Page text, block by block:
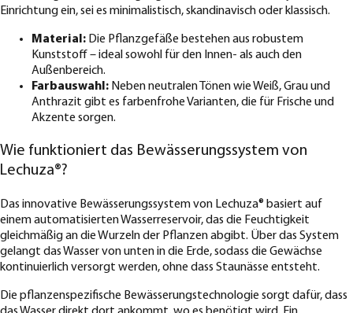
Einrichtung ein, sei es minimalistisch, skandinavisch oder klassisch.
Material: Die Pflanzgefäße bestehen aus robustem
Kunststoff – ideal sowohl für den Innen- als auch den
Außenbereich.
Farbauswahl: Neben neutralen Tönen wie Weiß, Grau und
Anthrazit gibt es farbenfrohe Varianten, die für Frische und
Akzente sorgen.
Wie funktioniert das Bewässerungssystem von
Lechuza®?
Das innovative Bewässerungssystem von Lechuza® basiert auf
einem automatisierten Wasserreservoir, das die Feuchtigkeit
gleichmäßig an die Wurzeln der Pflanzen abgibt. Über das System
gelangt das Wasser von unten in die Erde, sodass die Gewächse
kontinuierlich versorgt werden, ohne dass Staunässe entsteht.
Die pflanzenspezifische Bewässerungstechnologie sorgt dafür, dass